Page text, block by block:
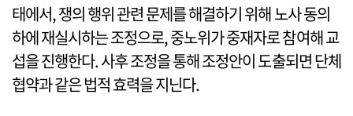
태에서, 쟁의 행위 관련 문제를 해결하기 위해 노사 동의
하에 재실시하는 조정으로, 중노위가 중재자로 참여해 교
섭을 진행한다. 사후 조정을 통해 조정안이 도출되면 단체
협약과 같은 법적 효력을 지닌다.